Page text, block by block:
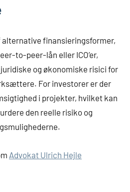
alternative finansieringsformer,
to-peer-lån eller ICO’er,
og økonomiske risici for
For investorer er der
i projekter, hvilket kan
den reelle risiko og
Advokat Ulrich Hejle